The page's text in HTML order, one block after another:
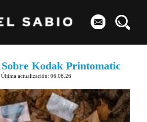
Kodak Printomatic
Última actualización: 06.08.26